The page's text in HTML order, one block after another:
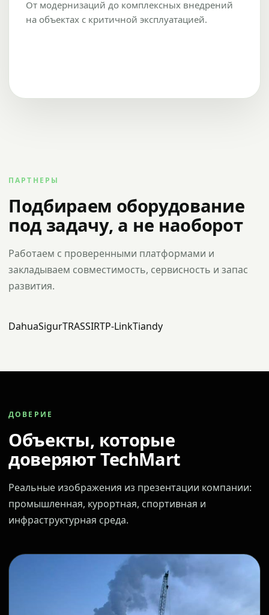
От модернизаций до комплексных внедрений
на объектах с критичной эксплуатацией.
ПАРТНЕРЫ
Подбираем оборудование
под задачу, а не наоборот
Работаем с проверенными платформами и
закладываем совместимость, сервисность и запас
развития.
DahuaSigurTRASSIRTP-LinkTiandy
ДОВЕРИЕ
Объекты, которые
доверяют TechMart
Реальные изображения из презентации компании:
промышленная, курортная, спортивная и
инфраструктурная среда.